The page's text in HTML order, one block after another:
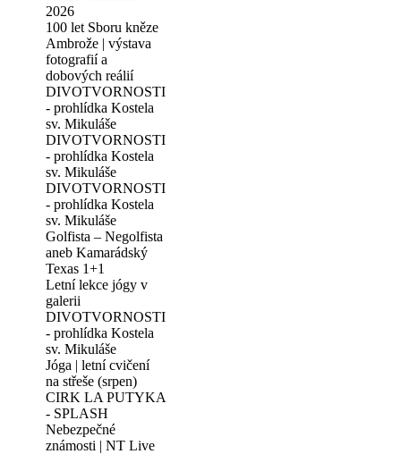
2026
100 let Sboru kněze
Ambrože | výstava
fotografií a
dobových reálií
DIVOTVORNOSTI
- prohlídka Kostela
sv. Mikuláše
DIVOTVORNOSTI
- prohlídka Kostela
sv. Mikuláše
DIVOTVORNOSTI
- prohlídka Kostela
sv. Mikuláše
Golfista – Negolfista
aneb Kamarádský
Texas 1+1
Letní lekce jógy v
galerii
DIVOTVORNOSTI
- prohlídka Kostela
sv. Mikuláše
Jóga | letní cvičení
na střeše (srpen)
CIRK LA PUTYKA
- SPLASH
Nebezpečné
známosti | NT Live